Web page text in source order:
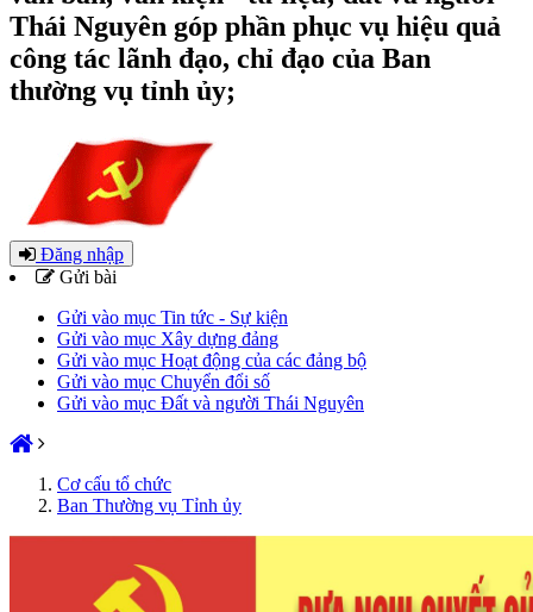
Thái Nguyên góp phần phục vụ hiệu quả
công tác lãnh đạo, chỉ đạo của Ban
thường vụ tỉnh ủy;
Đăng nhập
Gửi bài
Gửi vào mục Tin tức - Sự kiện
Gửi vào mục Xây dựng đảng
Gửi vào mục Hoạt động của các đảng bộ
Gửi vào mục Chuyển đổi số
Gửi vào mục Đất và người Thái Nguyên
Cơ cấu tổ chức
Ban Thường vụ Tỉnh ủy